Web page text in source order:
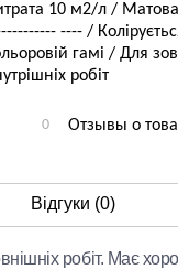
10 м2/л /
---- /
гамі / Для
робіт
0 Отзывы о
Відгуки (0)
робіт. Має